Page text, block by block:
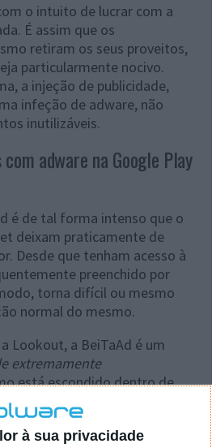
à sua privacidade
o intuito de lucrar com a
É assim que os
retiram os seus proveitos,
particularmente nocivo.
a injeção de publicidade,
infeção de adware, não
inutilizáveis.
adware na Google Play
é de tal forma intenso que o
deixam praticamente de
Desde que tenham acesso à
preenchido por
torna difícil ou mesmo
normal do mesmo.
Lookout, a BeiTaAd é um
extremamente
está escondido dentro de
Android. Aliás, uma das
TouchPal
diversas versões (gratuita,